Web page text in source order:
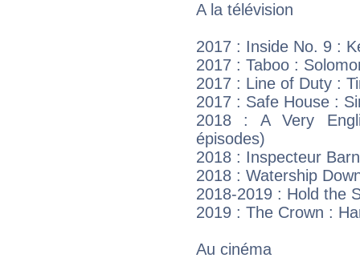
A la télévision
2017 : Inside No. 9 :
2017 : Taboo :
2017 : Line of Duty :
2017 : Safe House :
2018 : A Very
épisodes)
2018 : Inspecteur
2018 : Watership
2018-2019 : Hold the
2019 : The Crown :
Au cinéma